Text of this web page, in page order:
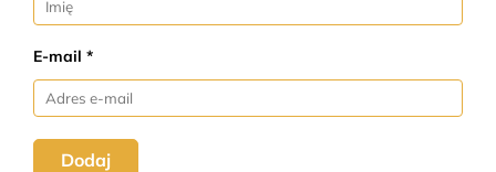
E-mail *
Dodaj